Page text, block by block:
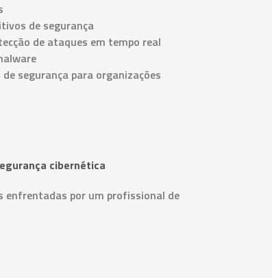
de segurança
de ataques em tempo real
segurança para organizações
cibernética
enfrentadas por um profissional de